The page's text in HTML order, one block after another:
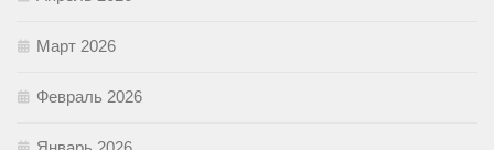
Март 2026
Февраль 2026